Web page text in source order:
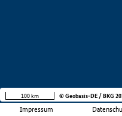
Impressum
100 km © Geobasis-DE / BKG